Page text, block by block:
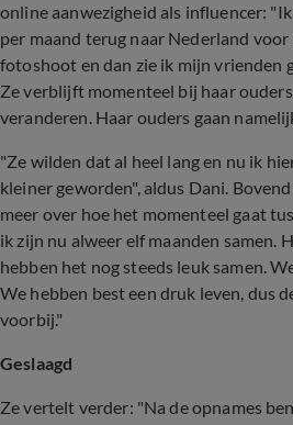
online aanwezigheid als influencer:
per maand terug naar Nederland
fotoshoot en dan zie ik mijn vrienden
Ze verblijft momenteel bij haar
veranderen. Haar ouders gaan
"Ze wilden dat al heel lang en nu ik
kleiner geworden", aldus Dani.
meer over hoe het momenteel gaat
ik zijn nu alweer elf maanden samen.
hebben het nog steeds leuk samen.
We hebben best een druk leven, dus
voorbij."
Geslaagd
Ze vertelt verder: "Na de opnames